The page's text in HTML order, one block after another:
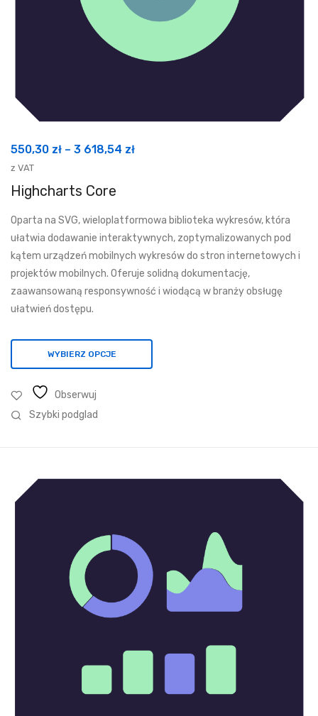
550,30 zł – 3 618,54 złZakres
do
3
618,54 zł
z VAT
Highcharts Core
Oparta na SVG, wieloplatformowa biblioteka wykresów, która
ułatwia dodawanie interaktywnych, zoptymalizowanych pod
kątem urządzeń mobilnych wykresów do stron internetowych i
projektów mobilnych. Oferuje solidną dokumentację,
zaawansowaną responsywność i wiodącą w branży obsługę
ułatwień dostępu.
WYBIERZ OPCJE
Obserwuj
Szybki podglad